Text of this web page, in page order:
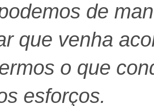
de
que venha
o que
esforços.